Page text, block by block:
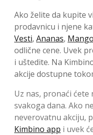
Ako želite da kupite
prodavnicu i njene
Vesti, Ananas, Mango
odlične cene. Uvek
i uštedite. Na
akcije dostupne
Uz nas, pronaći ćete
svakoga dana. Ako
neverovatnu akciju,
Kimbino app i uvek